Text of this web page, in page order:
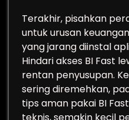
Terakhir, pisahkan
untuk urusan
yang jarang diinstal
Hindari akses BI Fast
rentan penyusupan.
sering diremehkan,
tips aman pakai BI